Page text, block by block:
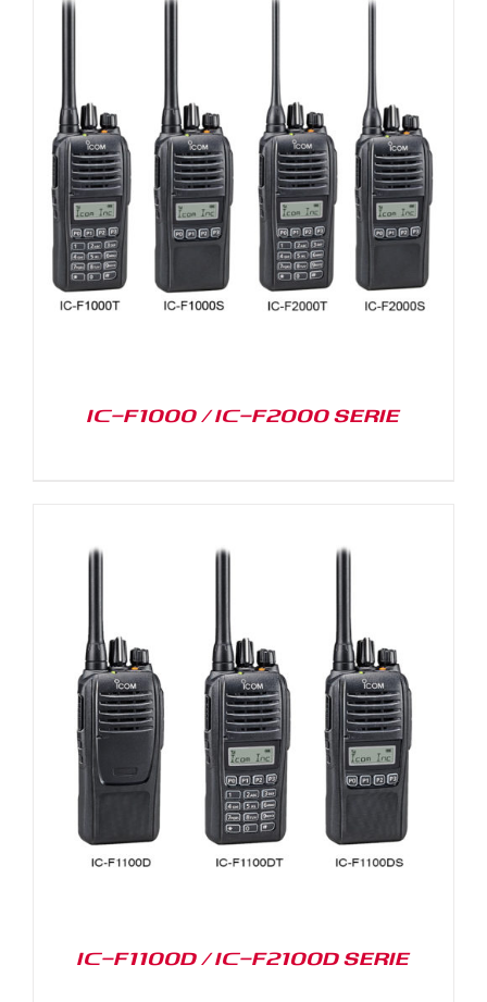
IC-F1000 / IC-F2000 SERIE
IC-F1100D / IC-F2100D SERIE